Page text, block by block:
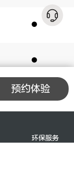
●
●
●
●
●
●
预约体验
环保服务